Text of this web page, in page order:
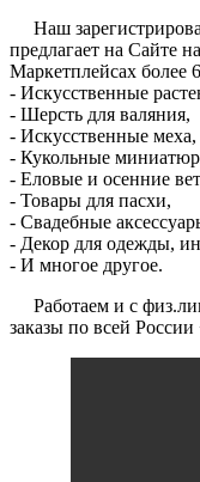
Наш
предлагает на Сайте
Маркетплейсах более
- Искусственные
- Шерсть для валяния,
- Искусственные меха,
- Кукольные
- Еловые и осенние
- Товары для пасхи,
- Свадебные
- Декор для одежды,
- И многое другое.
Работаем и с
заказы по всей